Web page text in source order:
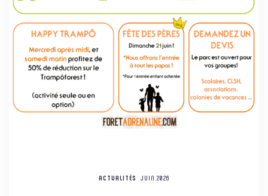
ACTUALITÉS JUIN 2026